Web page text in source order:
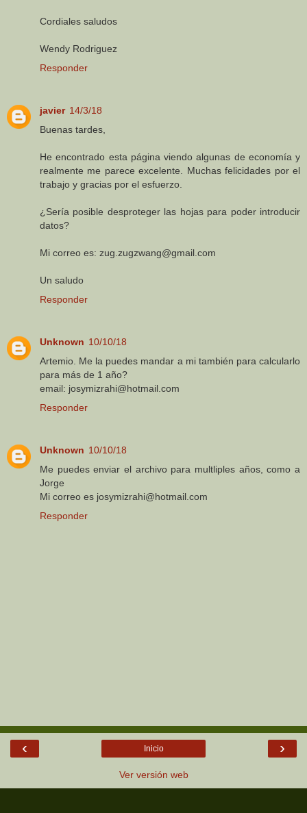
Cordiales saludos
Wendy Rodriguez
Responder
javier 14/3/18
Buenas tardes,
He encontrado esta página viendo algunas de economía y
realmente me parece excelente. Muchas felicidades por el
trabajo y gracias por el esfuerzo.
¿Sería posible desproteger las hojas para poder introducir
datos?
Mi correo es: zug.zugzwang@gmail.com
Un saludo
Responder
Unknown 10/10/18
Artemio. Me la puedes mandar a mi también para calcularlo
para más de 1 año?
email: josymizrahi@hotmail.com
Responder
Unknown 10/10/18
Me puedes enviar el archivo para multliples años, como a
Jorge
Mi correo es josymizrahi@hotmail.com
Responder
‹ ›
Inicio
Ver versión web